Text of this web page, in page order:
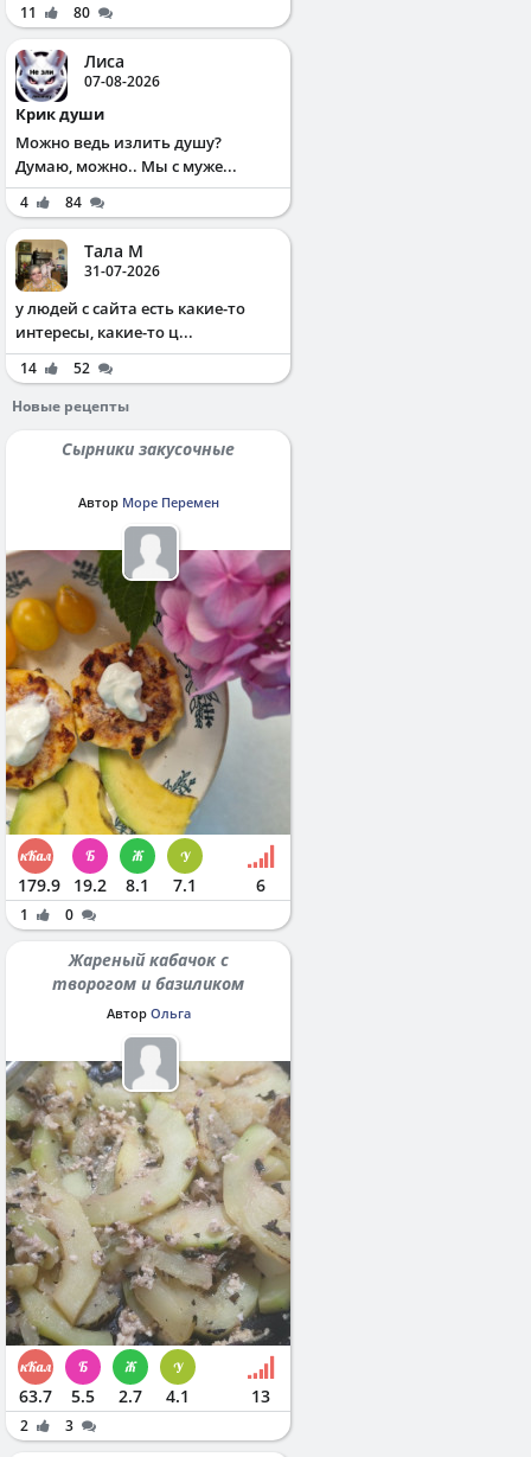
11 80
Лиса
07-08-2026
Крик души
Можно ведь излить душу?
Думаю, можно.. Мы с муже...
4 84
Тала М
31-07-2026
у людей с сайта есть какие-то
интересы, какие-то ц...
14
52
Новые рецепты
Сырники закусочные
Автор Море Перемен
179.9 19.2 8.1 7.1 6
1 0
Жареный кабачок с
творогом и базиликом
Автор Ольга
63.7 5.5 2.7 4.1 13
2 3